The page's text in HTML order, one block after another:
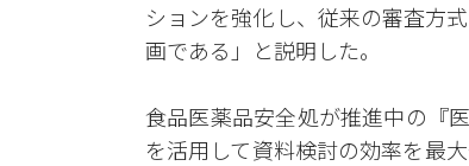
ションを強化し、従来の審査方
画である」と説明した。
食品医薬品安全処が推進中の『
を活用して資料検討の効率を最